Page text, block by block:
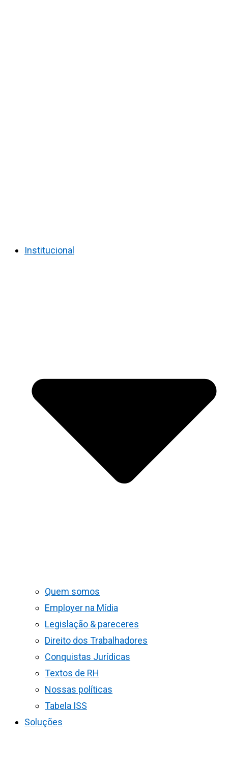
Institucional
Quem somos
Employer na Mídia
Legislação & pareceres
Direito dos Trabalhadores
Conquistas Jurídicas
Textos de RH
Nossas políticas
Tabela ISS
Soluções